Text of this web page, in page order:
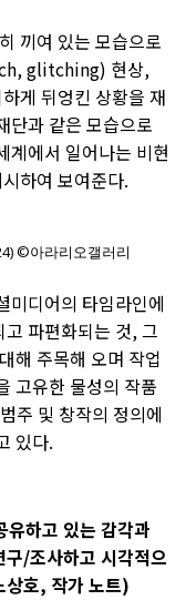
끼여 있는 모습으로
glitching) 현상,
게 뒤엉킨 상황을 재
단과 같은 모습으로
계에서 일어나는 비현
하여 보여준다.
©아라리오갤러리
미디어의 타임라인에
파편화되는 것, 그
해 주목해 오며 작업
고유한 물성의 작품
주 및 창작의 정의에
있다.
유하고 있는 감각과
/조사하고 시각적으
상호, 작가 노트)